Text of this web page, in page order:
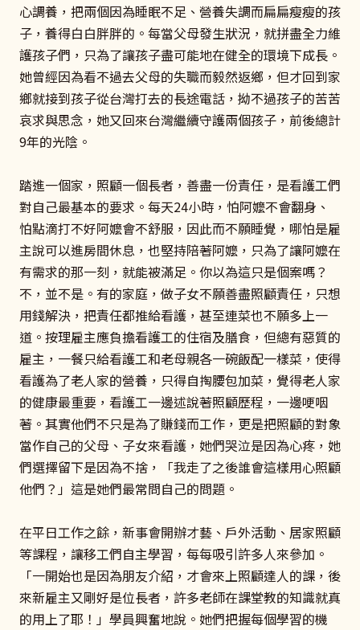
心調養，把兩個因為睡眠不足、營養失調而扁扁瘦瘦的孩
子，養得白白胖胖的。每當父母發生狀況，就拼盡全力維
護孩子們，只為了讓孩子盡可能地在健全的環境下成長。
她曾經因為看不過去父母的失職而毅然返鄉，但才回到家
鄉就接到孩子從台灣打去的長途電話，拗不過孩子的苦苦
哀求與思念，她又回來台灣繼續守護兩個孩子，前後總計
9年的光陰。
踏進一個家，照顧一個長者，善盡一份責任，是看護工們
對自己最基本的要求。每天24小時，怕阿嬤不會翻身、
怕點滴打不好阿嬤會不舒服，因此而不願睡覺，哪怕是雇
主說可以進房間休息，也堅持陪著阿嬤，只為了讓阿嬤在
有需求的那一刻，就能被滿足。你以為這只是個案嗎？
不，並不是。有的家庭，做子女不願善盡照顧責任，只想
用錢解決，把責任都推給看護，甚至連菜也不願多上一
道。按理雇主應負擔看護工的住宿及膳食，但總有惡質的
雇主，一餐只給看護工和老母親各一碗飯配一樣菜，使得
看護為了老人家的營養，只得自掏腰包加菜，覺得老人家
的健康最重要，看護工一邊述說著照顧歷程，一邊哽咽
著。其實他們不只是為了賺錢而工作，更是把照顧的對象
當作自己的父母、子女來看護，她們哭泣是因為心疼，她
們選擇留下是因為不捨，「我走了之後誰會這樣用心照顧
他們？」這是她們最常問自己的問題。
在平日工作之餘，新事會開辦才藝、戶外活動、居家照顧
等課程，讓移工們自主學習，每每吸引許多人來參加。
「一開始也是因為朋友介紹，才會來上照顧達人的課，後
來新雇主又剛好是位長者，許多老師在課堂教的知識就真
的用上了耶！」學員興奮地說。她們把握每個學習的機